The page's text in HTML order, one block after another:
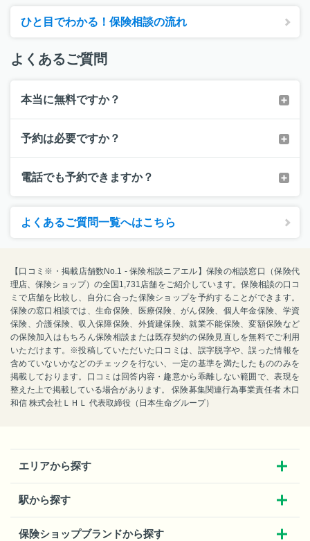
ひと目でわかる！保険相談の流れ
よくあるご質問
本当に無料ですか？
予約は必要ですか？
電話でも予約できますか？
よくあるご質問一覧へはこちら
【口コミ※・掲載店舗数No.1 - 保険相談ニアエル】保険の相談窓口（保険代
理店、保険ショップ）の全国1,731店舗をご紹介しています。保険相談の口コ
ミで店舗を比較し、自分に合った保険ショップを予約することができます。
保険の窓口相談では、生命保険、医療保険、がん保険、個人年金保険、学資
保険、介護保険、収入保障保険、外貨建保険、就業不能保険、変額保険など
の保険加入はもちろん保険相談または既存契約の保険見直しを無料でご利用
いただけます。※投稿していただいた口コミは、誤字脱字や、誤った情報を
含めていないかなどのチェックを行ない、一定の基準を満たしたもののみを
掲載しております。口コミは回答内容・趣意から乖離しない範囲で、表現を
整えた上で掲載している場合があります。 保険募集関連行為事業責任者 木口
和信 株式会社ＬＨＬ 代表取締役（日本生命グループ）
エリアから探す
駅から探す
保険ショップブランドから探す